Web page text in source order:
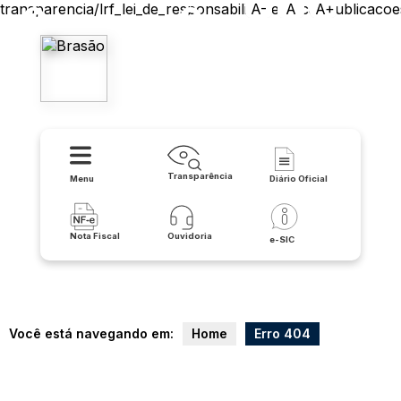
transparencia/lrf_lei_de_responsabilidade_fiscal/
A- A A+
Menu Transparência Diário Oficial
Nota Fiscal Ouvidoria e-SIC
Você está navegando em: Home Erro 404